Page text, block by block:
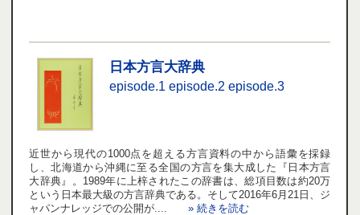
日本方言大辞典
episode.1 episode.2 episode.3
近世から現代の1000点を超える方言資料の中から語彙を採録
し、北海道から沖縄に至る全国の方言を集大成した『日本方言
大辞典』。1989年に上梓されたこの辞書は、総項目数は約20万
という日本最大級の方言辞典である。そして2016年6月21日、ジ
ャパンナレッジでの公開が....» 続きを読む